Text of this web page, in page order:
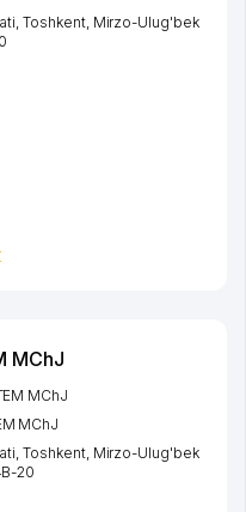
,Toshkent, Mirzo-Ulug'bek
MChJ
MChJ
MChJ
,Toshkent, Mirzo-Ulug'bek
20